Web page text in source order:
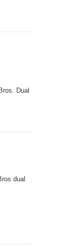
Dual
dual